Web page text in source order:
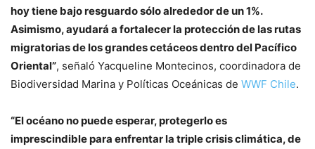
hoy tiene bajo resguardo sólo alrededor de un 1%.
Asimismo, ayudará a fortalecer la protección de las rutas
migratorias de los grandes cetáceos dentro del Pacífico
Oriental”, señaló Yacqueline Montecinos, coordinadora de
Biodiversidad Marina y Políticas Oceánicas de WWF Chile.
“El océano no puede esperar, protegerlo es
imprescindible para enfrentar la triple crisis climática, de